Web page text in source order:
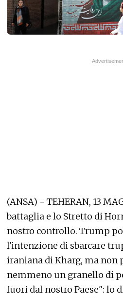
(ANSA) - TEHERAN, 13
battaglia e lo Stretto di
nostro controllo. Trump
l'intenzione di sbarcare
iraniana di Kharg, ma non
nemmeno un granello di
fuori dal nostro Paese": lo